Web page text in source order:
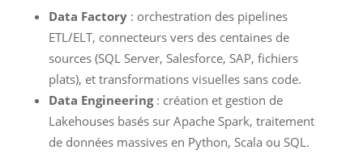
Data Factory: orchestration des pipelines
ETL/ELT, connecteurs vers des centaines de
sources (SQL Server, Salesforce, SAP, fichiers
plats), et transformations visuelles sans code.
Data Engineering: création et gestion de
Lakehouses basés sur Apache Spark, traitement
de données massives en Python, Scala ou SQL.